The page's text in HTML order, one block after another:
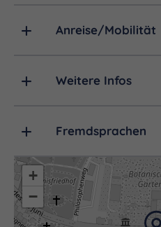
Schiller-Universität. Er
Anreise/Mobilität
Weitere Infos
Fremdsprachen
+
−